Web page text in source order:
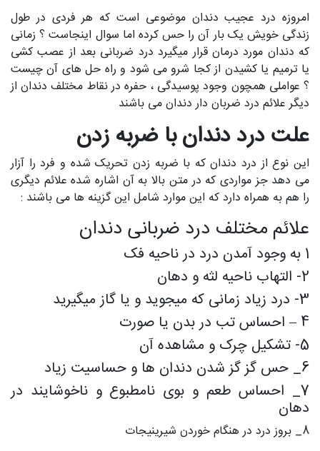
امروزه درد عجیب دندان موضوعی است که هر فردی در طول
زندگی خویش یک بار آن را حس کرده اما سوال اینجاست ؟ زمانی
که دندان مورد درمان قرار میگیرد درد ضربانی بعد از عصب کشی
یا ترمیم یا کشیدن از کجا شرو می شود و راه حل های آن چیست
؟ عواملی همچون وجود پوسیدگی ، حفره در نقاط مختلف دندان از
دیگر علائم درد ضربان دار دندان می باشند
علت درد دندان با ضربه زدن
این نوع از درد دندان که با ضربه زدن تحریک شده و فرد را آزار
می دهد جز مواردی که در متن بالا به آن اشاره شده علائم دیگری
را هم به همراه دارد که این موارد شامل این گزینه ها می باشند :
علائم مختلف درد ضربانی دندان
1 به وجود آمدن درد در ناحیه فک
2- التهاب ناحیه لثه و دهان
3- درد زیاد زمانی که میجوید و یا گاز میگیرید
4 – احساس تب در بدن یا صورت
5- تشکیل چرک و مشاهده آن
6_ حس گز گز شدن دندان ها و حساسیت زیاد
7_ احساس طعم و بوی نامطبوع و ناخوشایند در
دهان
8_ بروز درد در هنگام خوردن شیرینیجات